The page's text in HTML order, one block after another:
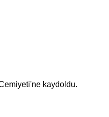
kaydoldu.